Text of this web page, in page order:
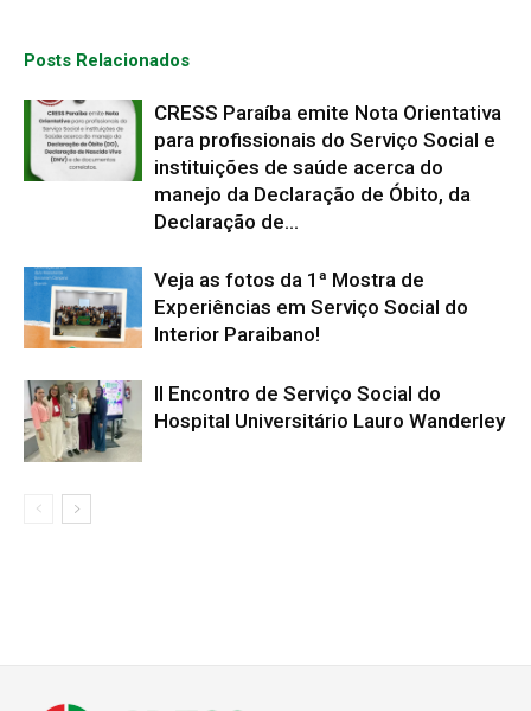
Posts Relacionados
CRESS Paraíba emite Nota Orientativa
para profissionais do Serviço Social e
instituições de saúde acerca do
manejo da Declaração de Óbito, da
Declaração de...
Veja as fotos da 1ª Mostra de
Experiências em Serviço Social do
Interior Paraibano!
II Encontro de Serviço Social do
Hospital Universitário Lauro Wanderley